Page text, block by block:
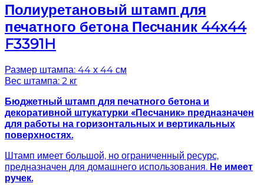
Полиуретановый штамп для
печатного бетона Песчаник 44х44
F3391H
Размер штампа: 44 х 44 см
Вес штампа: 2 кг
Бюджетный штамп для печатного бетона и
декоративной штукатурки «Песчаник» предназначен
для работы на горизонтальных и вертикальных
поверхностях.
Штамп имеет большой, но ограниченный ресурс,
предназначен для домашнего использования. Не имеет
ручек.